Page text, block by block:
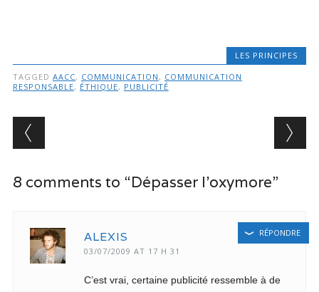
LES PRINCIPES
TAGGED AACC, COMMUNICATION , COMMUNICATION
RESPONSABLE, ÉTHIQUE, PUBLICITÉ
Post navigation
8 comments to “Dépasser l’oxymore”
ALEXIS
03/07/2009 AT 17 H 31
C’est vrai, certaine publicité ressemble à de
RÉPONDRE